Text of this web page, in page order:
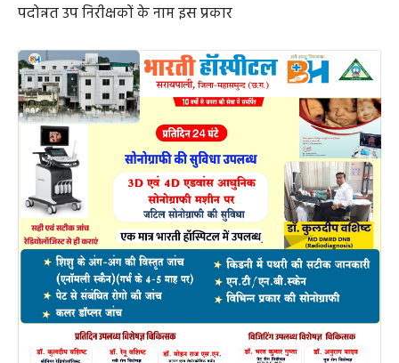
पदोन्नत उप निरीक्षकों के नाम इस प्रकार